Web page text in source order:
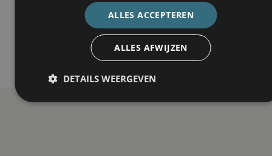
ALLES ACCEPTEREN
ALLES AFWIJZEN
DETAILS WEERGEVEN